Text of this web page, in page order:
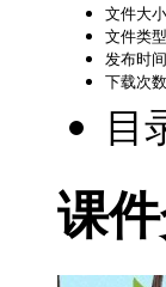
文件大小
文件类型
发布时间
下载次数
目
课